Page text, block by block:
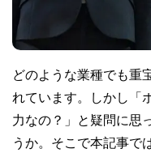
どのような業種でも重
れています。しかし「
力なの？」と疑問に思
うか。そこで本記事で